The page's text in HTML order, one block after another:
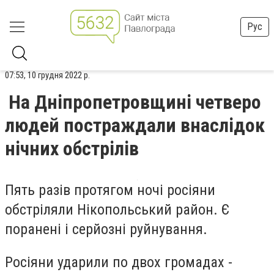
Рус
07:53, 10 грудня 2022 р.
На Дніпропетровщині четверо
людей постраждали внаслідок
нічних обстрілів
Пять разів протягом ночі росіяни
обстріляли Нікопольський район. Є
поранені і серйозні руйнування.
Росіяни ударили по двох громадах -